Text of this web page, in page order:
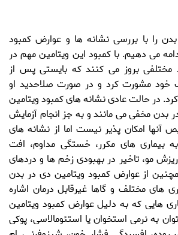
را با بررسی نشانه ها و عوارض کمبود
می دهیم. با کمبود این ویتامین مهم در
مختلفی بروز می کنند که بایستی پس از
خود مشورت کرد و در صورت صلاحدید او
در حالت عادینشانه های کمبود ویتامین
بدن مخفی می مانند و به جز انجام آزمایش
آنها امکان پذیر نیست اما از نشانه های
بیماری های مکرر، خستگی مداوم، افت
مو، تاخیر در بهبودی زخم ها و دردهای
ازعوارض کمبود ویتامین دی در بدن
های مختلف و گاها غیرقابل درمان اشاره
هایی که به دلیلعوارض کمبود ویتامین
به نرمی استخوان یا استئومالاسی، پوکی